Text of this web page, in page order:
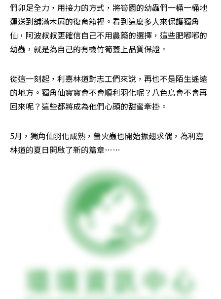
們卯足全力，用接力的方式，將筍園的幼蟲們一桶一桶地
運送到舖滿木屑的復育箱裡。看到這麼多人來保護獨角
仙，阿波叔叔更確信自己不用農藥的選擇，這些肥嘟嘟的
幼蟲，就是為自己的有機竹筍蓋上品質保證。
從這一刻起，利嘉林道對志工們來說，再也不是陌生遙遠
的地方。獨角仙寶寶會不會順利羽化呢？八色鳥會不會再
回來呢？這些都將成為他們心頭的甜蜜牽掛。
5月，獨角仙羽化成熟，螢火蟲也開始振翅求偶，為利嘉
林道的夏日開啟了新的篇章……